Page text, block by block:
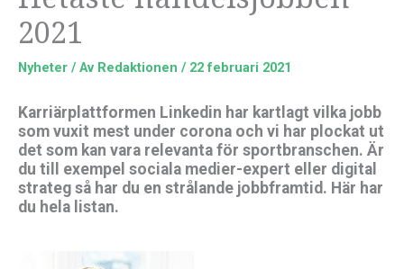
2021
Nyheter / Av Redaktionen / 22 februari 2021
Karriärplattformen Linkedin har kartlagt vilka jobb
som vuxit mest under corona och vi har plockat ut
det som kan vara relevanta för sportbranschen. Är
du till exempel sociala medier-expert eller digital
strateg så har du en strålande jobbframtid. Här har
du hela listan.